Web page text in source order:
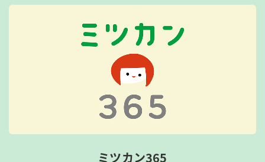
ミツカン365